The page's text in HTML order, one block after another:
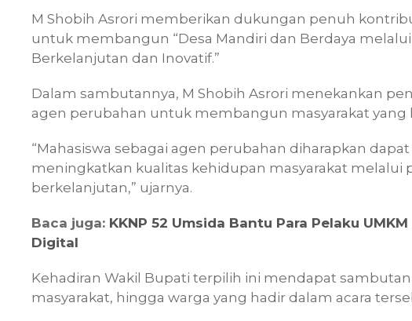
M Shobih Asrori memberikan dukungan penuh
untuk membangun “Desa Mandiri dan Berdaya
Berkelanjutan dan Inovatif.”
Dalam sambutannya, M Shobih Asrori menekankan
agen perubahan untuk membangun masyarakat yang
“Mahasiswa sebagai agen perubahan diharapkan
meningkatkan kualitas kehidupan masyarakat melalui
berkelanjutan,” ujarnya.
Baca juga: KKNP 52 Umsida Bantu Para Pelaku
Digital
Kehadiran Wakil Bupati terpilih ini mendapat
masyarakat, hingga warga yang hadir dalam acara